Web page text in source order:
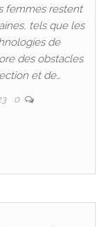
femmes restent
tels que les
de
des obstacles
et de…
0